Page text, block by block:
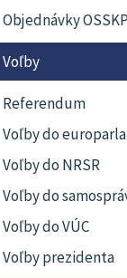
Objednávky
Voľby
Referendum
Voľby do
Voľby do NRSR
Voľby do
Voľby do VÚC
Voľby prezidenta